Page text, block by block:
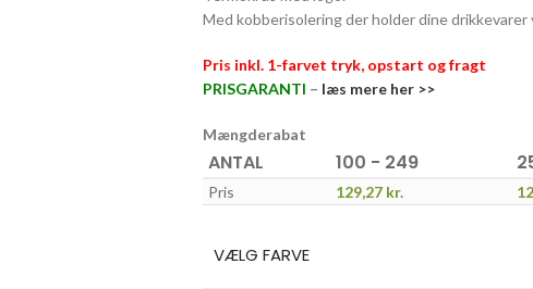
Med kobberisolering der holder dine drikkevarer
Pris inkl. 1-farvet tryk, opstart og fragt
PRISGARANTI – læs mere her >>
Mængderabat
ANTAL 100 - 249
Pris 129,27 kr.
VÆLG FARVE